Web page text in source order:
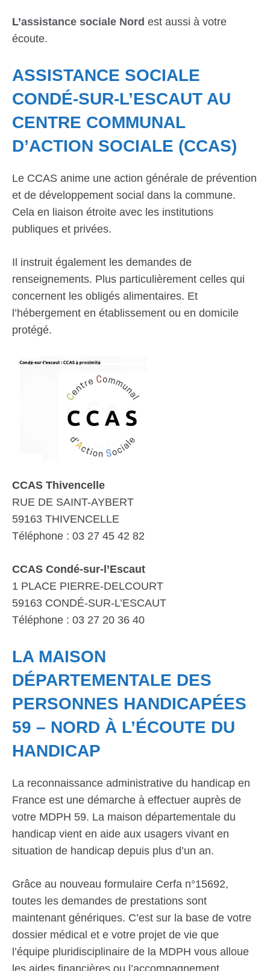
L’assistance sociale Nord est aussi à votre
écoute.
ASSISTANCE SOCIALE
CONDÉ-SUR-L’ESCAUT AU
CENTRE COMMUNAL
D’ACTION SOCIALE (CCAS)
Le CCAS anime une action générale de prévention
et de développement social dans la commune.
Cela en liaison étroite avec les institutions
publiques et privées.
Il instruit également les demandes de
renseignements. Plus particulièrement celles qui
concernent les obligés alimentaires. Et
l’hébergement en établissement ou en domicile
protégé.
CCAS Thivencelle
RUE DE SAINT-AYBERT
59163 THIVENCELLE
Téléphone : 03 27 45 42 82
CCAS Condé-sur-l’Escaut
1 PLACE PIERRE-DELCOURT
59163 CONDÉ-SUR-L’ESCAUT
Téléphone : 03 27 20 36 40
LA MAISON
DÉPARTEMENTALE DES
PERSONNES HANDICAPÉES
59 – NORD À L’ÉCOUTE DU
HANDICAP
La reconnaissance administrative du handicap en
France est une démarche à effectuer auprès de
votre MDPH 59. La maison départementale du
handicap vient en aide aux usagers vivant en
situation de handicap depuis plus d’un an.
Grâce au nouveau formulaire Cerfa n°15692,
toutes les demandes de prestations sont
maintenant génériques. C’est sur la base de votre
dossier médical et e votre projet de vie que
l’équipe pluridisciplinaire de la MDPH vous alloue
les aides financières ou l’accompagnement